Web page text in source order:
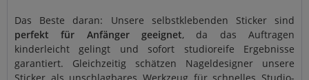
Das Beste daran: Unsere selbstklebenden Sticker sind
perfekt für Anfänger geeignet, da das Auftragen
kinderleicht gelingt und sofort studioreife Ergebnisse
garantiert. Gleichzeitig schätzen Nageldesigner unsere